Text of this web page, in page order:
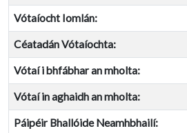
Vótaíocht Iomlán:
Céatadán Vótaíochta:
Vótaí i bhfábhar an mholta:
Vótaí in aghaidh an mholta:
Páipéir Bhallóide Neamhbhailí: